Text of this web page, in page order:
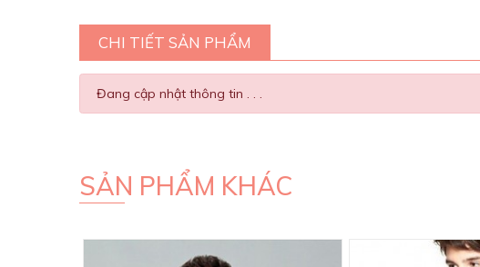
CHI TIẾT SẢN PHẨM
Đang cập nhật thông tin . . .
SẢN PHẨM KHÁC